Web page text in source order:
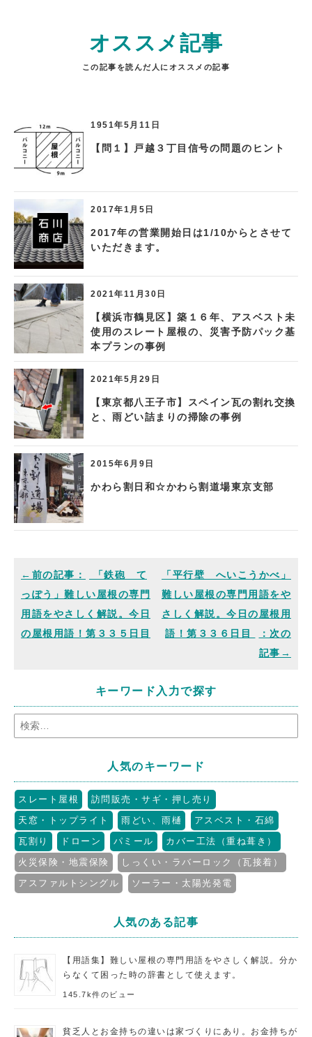
オススメ記事
この記事を読んだ人にオススメの記事
1951年5月11日
【問１】戸越３丁目信号の問題のヒント
2017年1月5日
2017年の営業開始日は1/10からとさせて
いただきます。
2021年11月30日
【横浜市鶴見区】築１６年、アスベスト未
使用のスレート屋根の、災害予防パック基
本プランの事例
2021年5月29日
【東京都八王子市】スペイン瓦の割れ交換
と、雨どい詰まりの掃除の事例
2015年6月9日
かわら割日和☆かわら割道場東京支部
「鉄砲 て
っぽう」難しい屋根の専門
用語をやさしく解説。今日
の屋根用語！第３３５日目
「平行壁 へいこうかべ」
難しい屋根の専門用語をや
さしく解説。今日の屋根用
語！第３３６日目
キーワード入力で探す
人気のキーワード
スレート屋根
訪問販売・サギ・押し売り
天窓・トップライト
雨どい、雨樋
アスベスト・石綿
瓦割り
ドローン パミール
カバー工法（重ね葺き）
火災保険・地震保険
しっくい・ラバーロック（瓦接着）
アスファルトシングル
ソーラー・太陽光発電
人気のある記事
【用語集】難しい屋根の専門用語をやさしく解説。分か
らなくて困った時の辞書として使えます。
145.7k件のビュー
貧乏人とお金持ちの違いは家づくりにあり。お金持ちが